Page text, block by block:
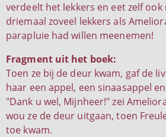
verdeelt het lekkers en eet zelf ook
driemaal zoveel lekkers als
parapluie had willen meenemen!
Fragment uit het boek:
Toen ze bij de deur kwam, gaf de
haar een appel, een sinaasappel
"Dank u wel, Mijnheer!" zei
wou ze de deur uitgaan, toen
toe kwam.